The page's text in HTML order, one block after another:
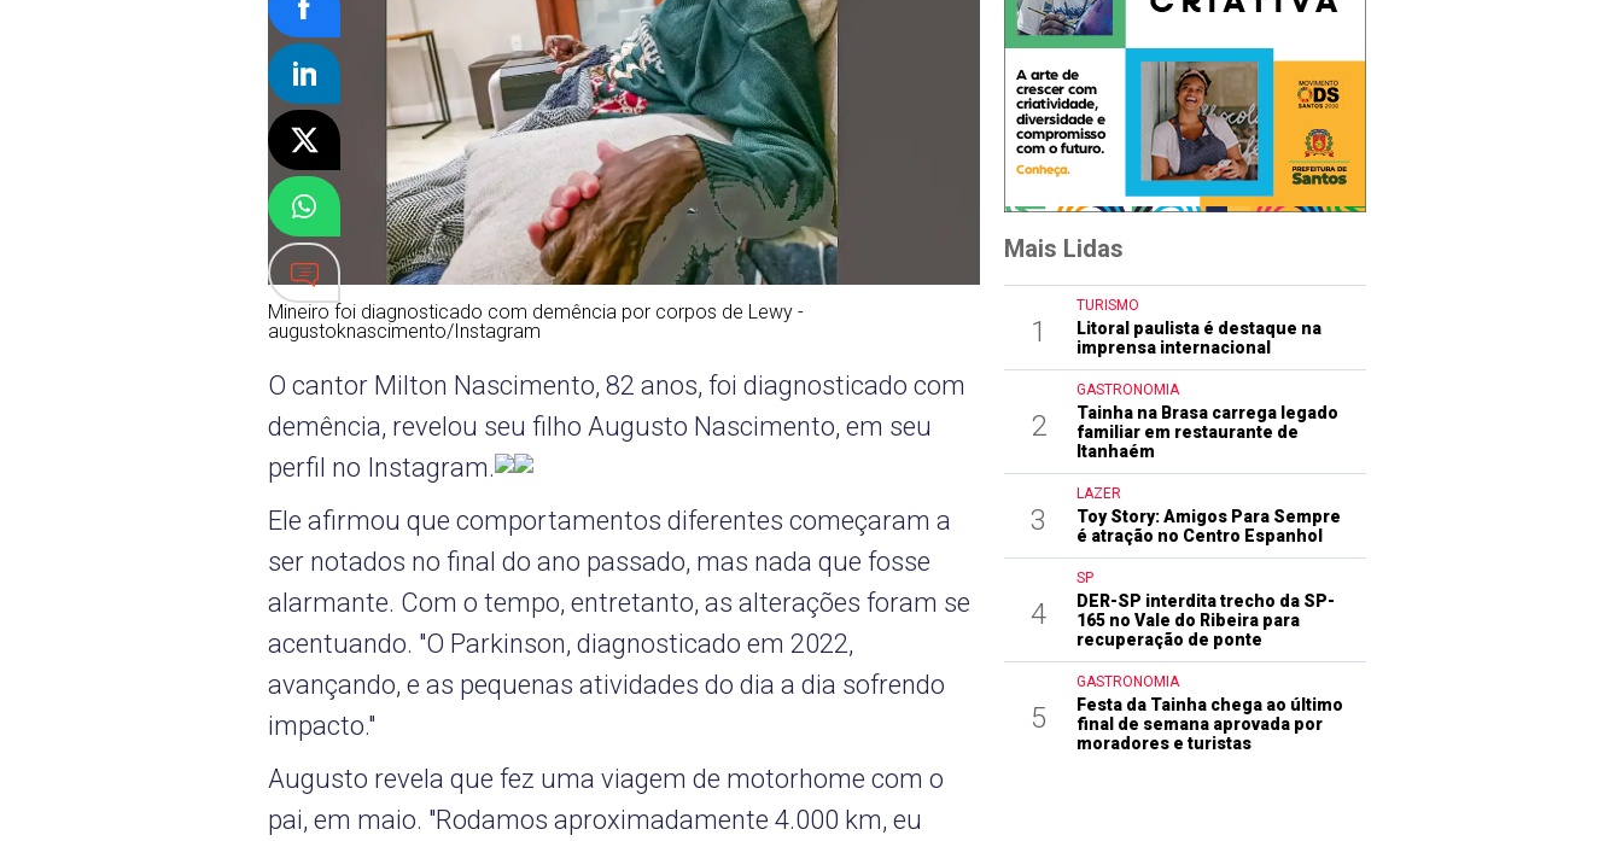
Mineiro foi diagnosticado com demência por corpos de Lewy -
augustoknascimento/Instagram
O cantor Milton Nascimento, 82 anos, foi diagnosticado com
demência, revelou seu filho Augusto Nascimento, em seu
perfil no Instagram.
Ele afirmou que comportamentos diferentes começaram a
ser notados no final do ano passado, mas nada que fosse
alarmante. Com o tempo, entretanto, as alterações foram se
acentuando. "O Parkinson, diagnosticado em 2022,
avançando, e as pequenas atividades do dia a dia sofrendo
impacto."
Augusto revela que fez uma viagem de motorhome com o
pai, em maio. "Rodamos aproximadamente 4.000 km, eu
Mais Lidas
1
TURISMO
Litoral paulista é destaque na
imprensa internacional
2
GASTRONOMIA
Tainha na Brasa carrega legado
familiar em restaurante de
Itanhaém
3
LAZER
Toy Story: Amigos Para Sempre
é atração no Centro Espanhol
4
SP
DER-SP interdita trecho da SP-
165 no Vale do Ribeira para
recuperação de ponte
5
GASTRONOMIA
Festa da Tainha chega ao último
final de semana aprovada por
moradores e turistas